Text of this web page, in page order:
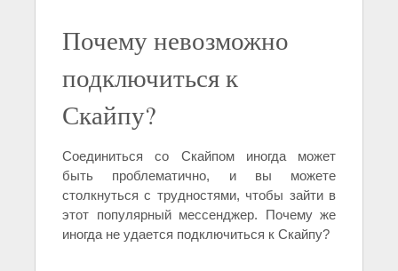
Почему невозможно
подключиться к
Скайпу?
Соединиться со Скайпом иногда может
быть проблематично, и вы можете
столкнуться с трудностями, чтобы зайти в
этот популярный мессенджер. Почему же
иногда не удается подключиться к Скайпу?